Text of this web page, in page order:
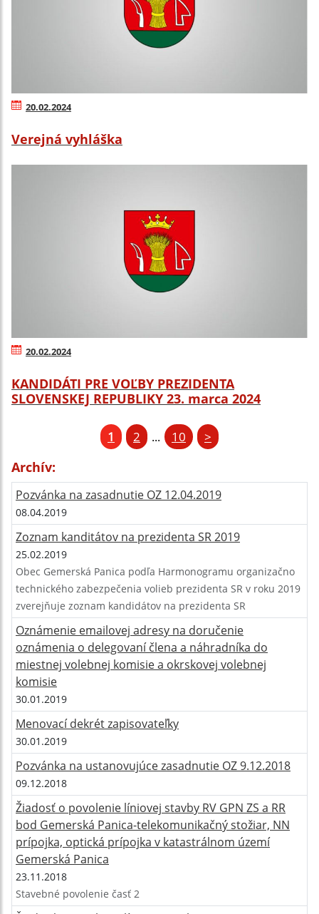
20.02.2024
Verejná vyhláška
20.02.2024
KANDIDÁTI PRE VOĽBY PREZIDENTA
SLOVENSKEJ REPUBLIKY 23. marca 2024
1 2 ... 10 >
Archív:
Pozvánka na zasadnutie OZ 12.04.2019
08.04.2019
Zoznam kanditátov na prezidenta SR 2019
25.02.2019
Obec Gemerská Panica podľa Harmonogramu organizačno
technického zabezpečenia volieb prezidenta SR v roku 2019
zverejňuje zoznam kandidátov na prezidenta SR
Oznámenie emailovej adresy na doručenie
oznámenia o delegovaní člena a náhradníka do
miestnej volebnej komisie a okrskovej volebnej
komisie
30.01.2019
Menovací dekrét zapisovateľky
30.01.2019
Pozvánka na ustanovujúce zasadnutie OZ 9.12.2018
09.12.2018
Žiadosť o povolenie líniovej stavby RV GPN ZS a RR
bod Gemerská Panica-telekomunikačný stožiar, NN
prípojka, optická prípojka v katastrálnom území
Gemerská Panica
23.11.2018
Stavebné povolenie časť 2